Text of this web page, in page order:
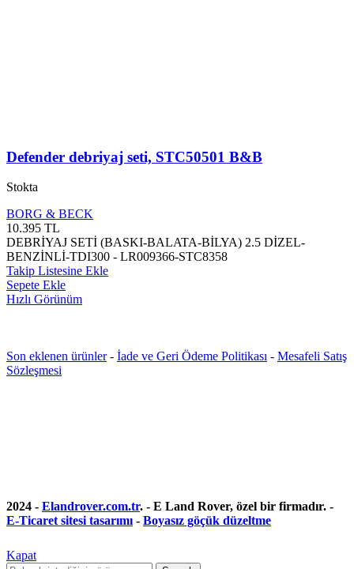
Defender debriyaj seti, STC50501 B&B
Stokta
BORG & BECK
10.395 TL
DEBRİYAJ SETİ (BASKI-BALATA-BİLYA) 2.5 DİZEL-
BENZİNLİ-TDI300 - LR009366-STC8358
Takip Listesine Ekle
Sepete Ekle
Hızlı Görünüm
Son eklenen ürünler- İade ve Geri Ödeme Politikası - Mesafeli Satış
Sözleşmesi
2024 - Elandrover.com.tr. - E Land Rover, özel bir firmadır. -
E-Ticaret sitesi tasarımı- Boyasız göçük düzeltme
Kapat